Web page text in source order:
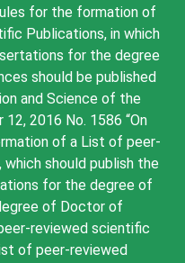
for the formation of
Publications, in which
for the degree
should be published
and Science of the
2016 No. 1586 “On
of a List of peer-
should publish the
for the degree of
of Doctor of
reviewed scientific
of peer-reviewed